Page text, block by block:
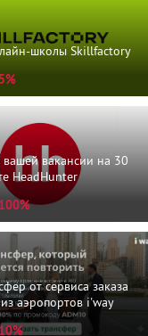
школы Skillfactory
вакансии на 30
HeadHunter
от сервиса заказа
аэропортов i'way